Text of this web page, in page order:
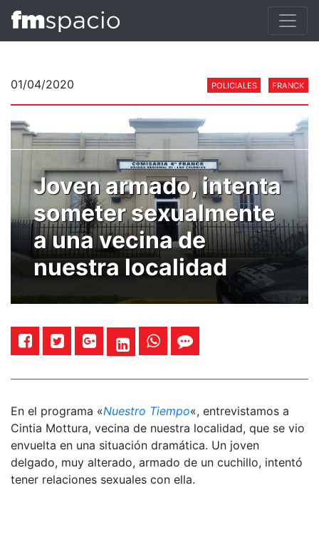
01/04/2020 POLICIALES FRANCK
Joven armado, intenta
someter sexualmente
a una vecina de
nuestra localidad
En el programa «Nuestro Tiempo«, entrevistamos a
Cintia Mottura, vecina de nuestra localidad, que se vio
envuelta en una situación dramática. Un joven
delgado, muy alterado, armado de un cuchillo, intentó
tener relaciones sexuales con ella.